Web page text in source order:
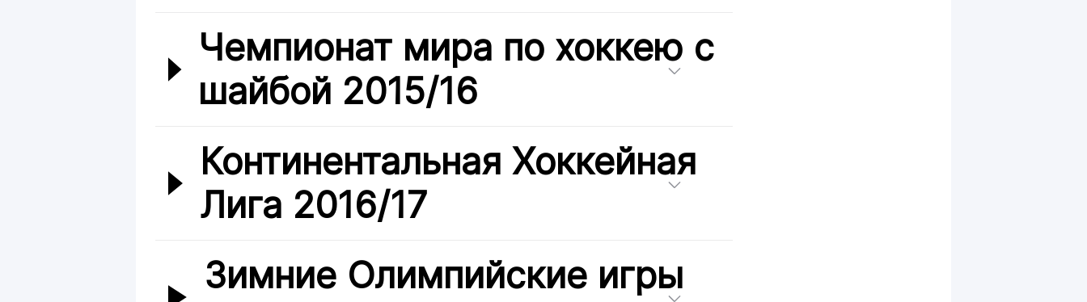
Чемпионат мира по хоккею с
шайбой 2015/16
Континентальная Хоккейная
Лига 2016/17
Зимние Олимпийские игры